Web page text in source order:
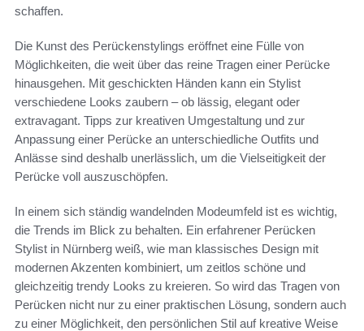
schaffen.
Die Kunst des Perückenstylings eröffnet eine Fülle von
Möglichkeiten, die weit über das reine Tragen einer Perücke
hinausgehen. Mit geschickten Händen kann ein Stylist
verschiedene Looks zaubern – ob lässig, elegant oder
extravagant. Tipps zur kreativen Umgestaltung und zur
Anpassung einer Perücke an unterschiedliche Outfits und
Anlässe sind deshalb unerlässlich, um die Vielseitigkeit der
Perücke voll auszuschöpfen.
In einem sich ständig wandelnden Modeumfeld ist es wichtig,
die Trends im Blick zu behalten. Ein erfahrener Perücken
Stylist in Nürnberg weiß, wie man klassisches Design mit
modernen Akzenten kombiniert, um zeitlos schöne und
gleichzeitig trendy Looks zu kreieren. So wird das Tragen von
Perücken nicht nur zu einer praktischen Lösung, sondern auch
zu einer Möglichkeit, den persönlichen Stil auf kreative Weise